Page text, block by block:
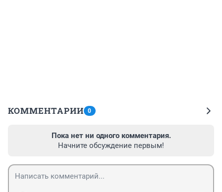
КОММЕНТАРИИ 0
Пока нет ни одного комментария.
Начните обсуждение первым!